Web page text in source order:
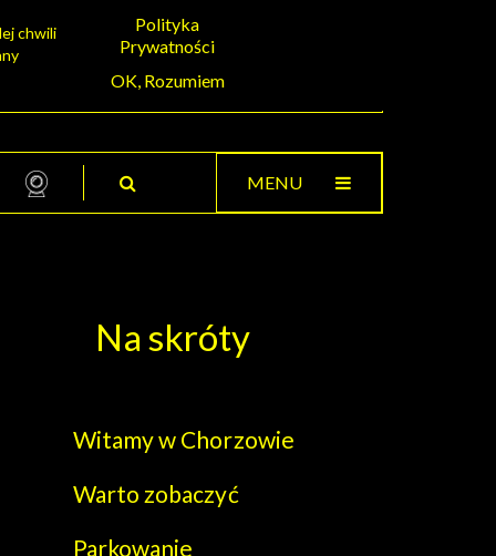
na upał MENU
Na skróty
Witamy w Chorzowie
Warto zobaczyć
Parkowanie
Polityka
Prywatności
OK, Rozumiem
chwili